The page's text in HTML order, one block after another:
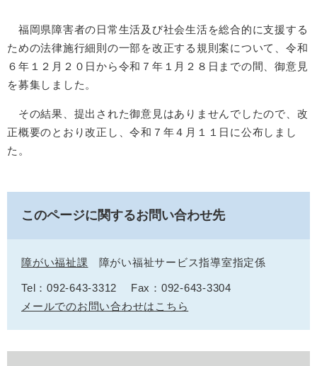
福岡県障害者の日常生活及び社会生活を総合的に支援する
ための法律施行細則の一部を改正する規則案について、令和
６年１２月２０日から令和７年１月２８日までの間、御意見
を募集しました。
その結果、提出された御意見はありませんでしたので、改
正概要のとおり改正し、令和７年４月１１日に公布しまし
た。
このページに関するお問い合わせ先
障がい福祉課 障がい福祉サービス指導室指定係
Tel：092-643-3312
Fax：092-643-3304
メールでのお問い合わせはこちら